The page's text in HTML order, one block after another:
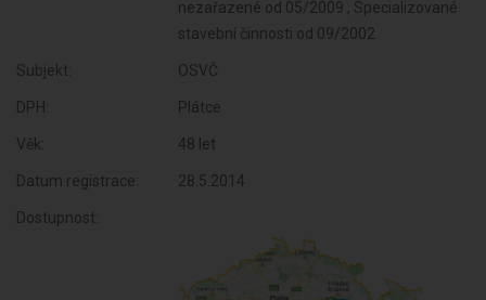
nezařazené od 05/2009 , Specializované
stavební činnosti od 09/2002
Subjekt: OSVČ
DPH: Plátce
Věk: 48 let
Datum registrace: 28.5.2014
Dostupnost: